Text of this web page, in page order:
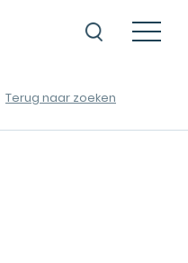
Terug naar zoeken